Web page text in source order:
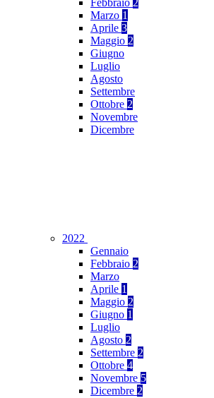
Febbraio 2
Marzo 1
Aprile 3
Maggio 2
Giugno
Luglio
Agosto
Settembre
Ottobre 2
Novembre
Dicembre
2022
Gennaio
Febbraio 2
Marzo
Aprile 1
Maggio 2
Giugno 1
Luglio
Agosto 2
Settembre 2
Ottobre 4
Novembre 5
Dicembre 2